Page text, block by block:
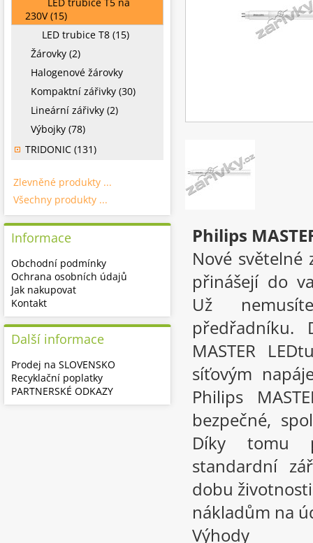
Philips
Nové světelné
přinášejí do
Už
předřadníku.
MASTER
síťovým
Philips
bezpečné,
Díky tomu
standardní
dobu
nákladům na
Výhody
230V (15)
LED trubice T8 (15)
Žárovky (2)
Halogenové žárovky
Kompaktní zářivky (30)
Lineární zářivky (2)
Výbojky (78)
TRIDONIC (131)
Zlevněné produkty ...
Všechny produkty ...
Informace
Obchodní podmínky
Ochrana osobních údajů
Jak nakupovat
Kontakt
Další informace
Prodej na SLOVENSKO
Recyklační poplatky
PARTNERSKÉ ODKAZY